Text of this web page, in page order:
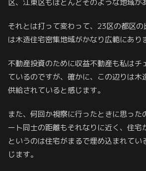
それとは打って変わって、23区の都区
は木造住宅密集地域がかなり広範にあり
不動産投資のために収益不動産も私はチ
ているのですが、確かに、この辺りは木
供給されていると感じます。
また、何回か視察に行ったときに思った
ート同士の距離もそれなりに近く、住宅
というのは住宅がまるで埋め込まれてい
じます。